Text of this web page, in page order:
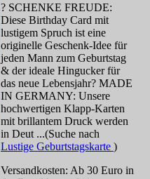
? SCHENKE FREUDE:
Diese Birthday Card mit
lustigem Spruch ist eine
originelle Geschenk-Idee für
jeden Mann zum Geburtstag
& der ideale Hingucker für
das neue Lebensjahr? MADE
IN GERMANY: Unsere
hochwertigen Klapp-Karten
mit brillantem Druck werden
in Deut ...(Suche nach
Lustige Geburtstagskarte )
Versandkosten: Ab 30 Euro in